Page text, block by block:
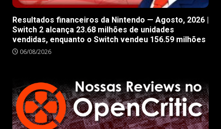
Resultados financeiros da Nintendo — Agosto, 2026 |
Switch 2 alcança 23.68 milhões de unidades
vendidas, enquanto o Switch vendeu 156.59 milhões
06/08/2026